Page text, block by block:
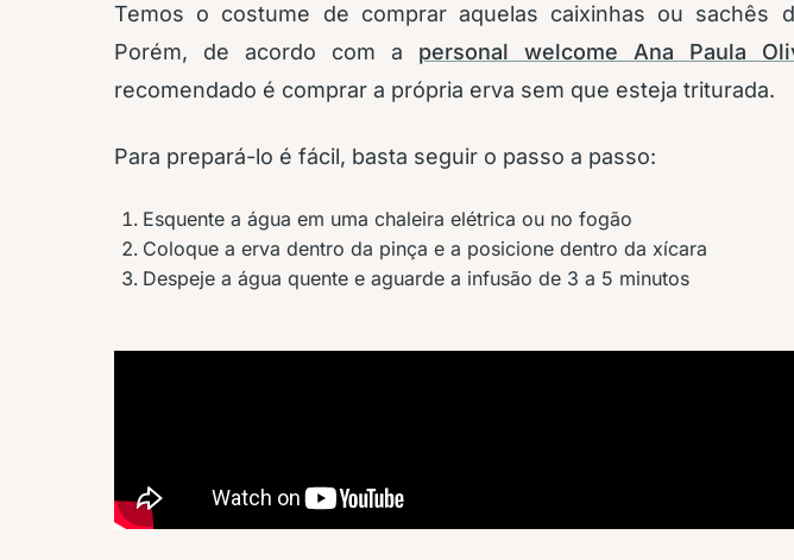
Temos o costume de comprar aquelas caixinhas ou sachês
Porém, de acordo com a personal welcome Ana Paula
recomendado é comprar a própria erva sem que esteja triturada.
Para prepará-lo é fácil, basta seguir o passo a passo:
Esquente a água em uma chaleira elétrica ou no fogão
Coloque a erva dentro da pinça e a posicione dentro da xícara
Despeje a água quente e aguarde a infusão de 3 a 5 minutos